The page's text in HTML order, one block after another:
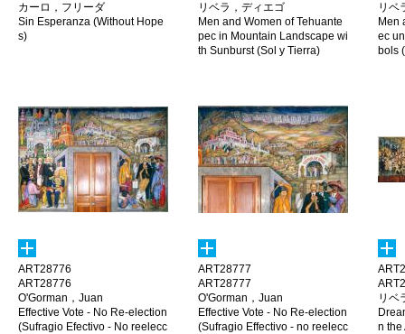
カーロ，フリーダ
Sin Esperanza (Without Hope
s)
リベラ，ディエゴ
Men and Women of Tehuante
pec in Mountain Landscape wi
th Sunburst (Sol y Tierra)
リベ
Men
ec
bols
ART28776
ART28776
O'Gorman，Juan
Effective Vote - No Re-election
(Sufragio Efectivo - No reelecc
ART28777
ART28777
O'Gorman，Juan
Effective Vote - No Re-election
(Sufragio Effectivo - no reelecc
リベ
n the